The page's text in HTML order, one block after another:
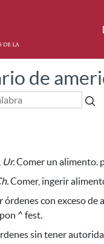
de
Ur.Comer un alimento.
Comer, ingerir
órdenes con exceso de
^ fest.
sin tener